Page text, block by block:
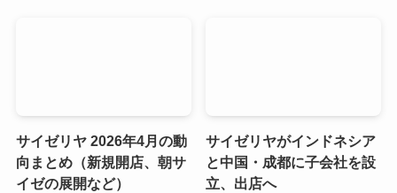
サイゼリヤ 2026年4月の動
向まとめ（新規開店、朝サ
イゼの展開など）
サイゼリヤがインドネシア
と中国・成都に子会社を設
立、出店へ